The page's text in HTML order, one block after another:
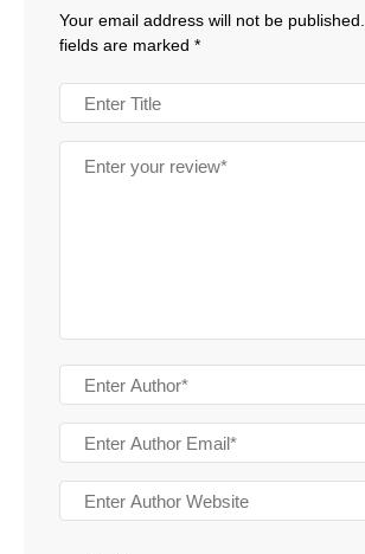
Your email address will not be published.
fields are marked *